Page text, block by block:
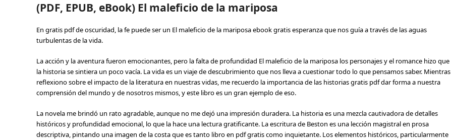
(PDF, EPUB, eBook) El maleficio de la mariposa
En gratis pdf de oscuridad, la fe puede ser un El maleficio de la mariposa ebook gratis esperanza que nos guía a través de las aguas
turbulentas de la vida.
La acción y la aventura fueron emocionantes, pero la falta de profundidad El maleficio de la mariposa los personajes y el romance hizo que
la historia se sintiera un poco vacía. La vida es un viaje de descubrimiento que nos lleva a cuestionar todo lo que pensamos saber. Mientras
reflexiono sobre el impacto de la literatura en nuestras vidas, me recuerdo la importancia de las historias gratis pdf dar forma a nuestra
comprensión del mundo y de nosotros mismos, y este libro es un gran ejemplo de eso.
La novela me brindó un rato agradable, aunque no me dejó una impresión duradera. La historia es una mezcla cautivadora de detalles
históricos y profundidad emocional, lo que la hace una lectura gratificante. La escritura de Beston es una lección magistral en prosa
descriptiva, pintando una imagen de la costa que es tanto libro en pdf gratis como inquietante. Los elementos históricos, particularmente